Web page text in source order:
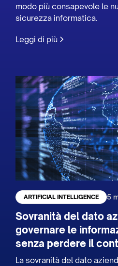
modo più consapevole le
sicurezza informatica.
Leggi di più
ARTIFICIAL INTELLIGENCE 5
Sovranità del dato
governare le
senza perdere il
La sovranità del dato